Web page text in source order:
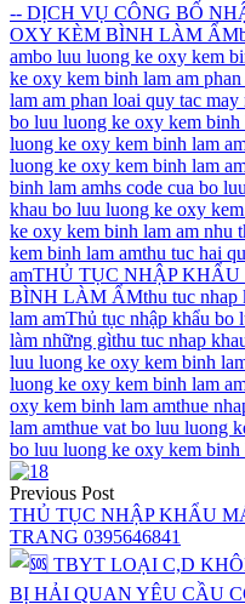
-- DỊCH VỤ CÔNG BỐ
OXY KÈM BÌNH LÀM ẨM
ambo luu luong ke oxy kem
ke oxy kem binh lam am
lam am phan loai quy tac may
bo luu luong ke oxy kem binh
luong ke oxy kem binh lam
luong ke oxy kem binh lam
binh lam amhs code cua bo
khau bo luu luong ke oxy
ke oxy kem binh lam am nhu
kem binh lam amthu tuc hai
amTHỦ TỤC NHẬP
BÌNH LÀM ẨMthu tuc nhap
lam amThủ tục nhập khẩu bo
làm những gìthu tuc nhap
luu luong ke oxy kem binh
luong ke oxy kem binh lam
oxy kem binh lam amthue
lam amthue vat bo luu luong
bo luu luong ke oxy kem binh
Điều
hướng
bài
viết
Previous Post
THỦ TỤC NHẬP KHẨU
TRANG 0395646841